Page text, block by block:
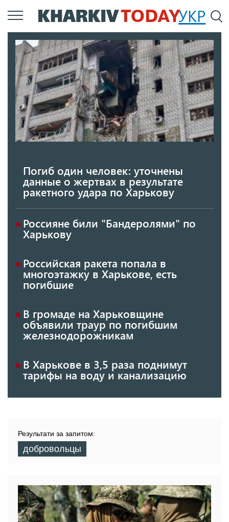
Перейти
к
содержанию
УКР
Погиб один человек: уточнены
данные о жертвах в результате
ракетного удара по Харькову
Россияне били "Бандеролями" по
Харькову
Российская ракета попала в
многоэтажку в Харькове, есть
погибшие
В громаде на Харьковщине
объявили траур по погибшим
железнодорожникам
В Харькове в 3,5 раза поднимут
тарифы на воду и канализацию
Результати за запитом:
добровольцы